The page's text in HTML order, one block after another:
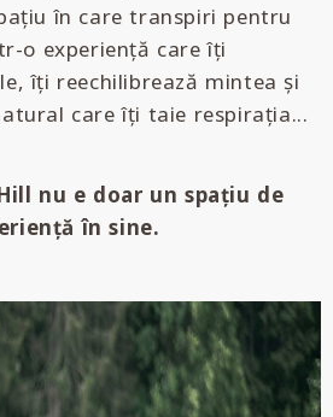
în care transpiri pentru
o experiență care îți
îți reechilibrează mintea și
care îți taie respirația...
nu e doar un spațiu de
în sine.